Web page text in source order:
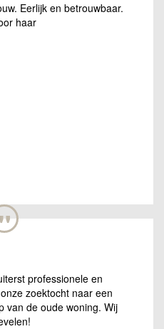
Eerlijk en betrouwbaar.
haar
professionele en
zoektocht naar een
van de oude woning. Wij